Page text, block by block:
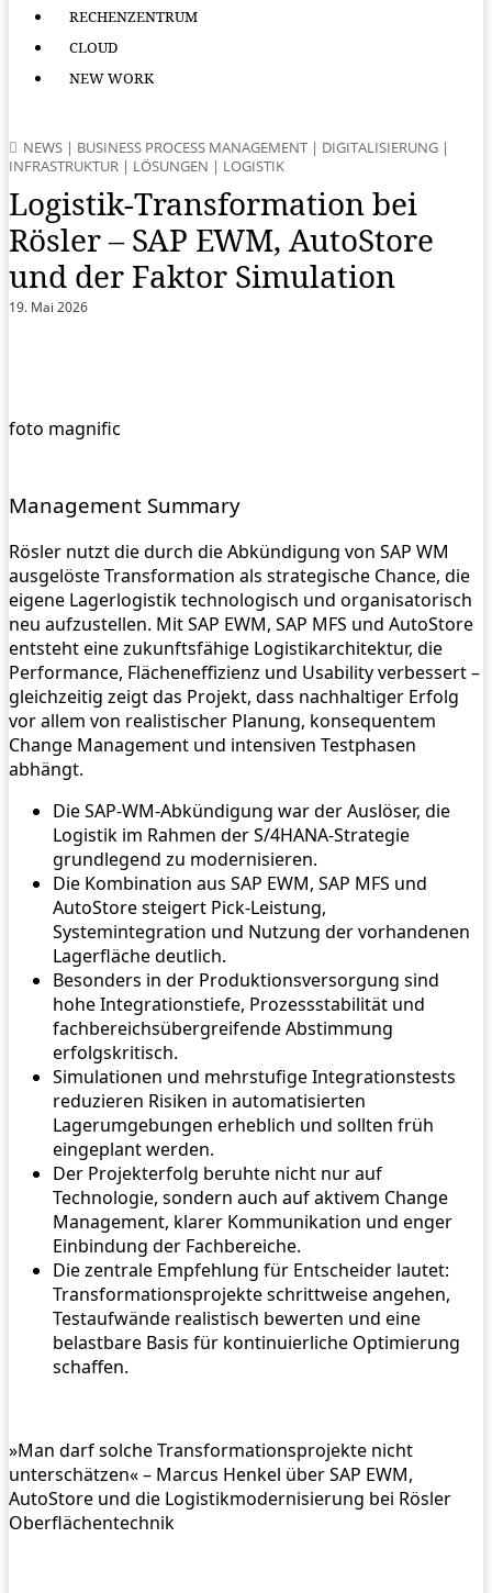
RECHENZENTRUM
CLOUD
NEW WORK
NEWS | BUSINESS PROCESS MANAGEMENT | DIGITALISIERUNG |
INFRASTRUKTUR | LÖSUNGEN | LOGISTIK
Logistik-Transformation bei
Rösler – SAP EWM, AutoStore
und der Faktor Simulation
19. Mai 2026
foto magnific
Management Summary
Rösler nutzt die durch die Abkündigung von SAP WM
ausgelöste Transformation als strategische Chance, die
eigene Lagerlogistik technologisch und organisatorisch
neu aufzustellen. Mit SAP EWM, SAP MFS und AutoStore
entsteht eine zukunftsfähige Logistikarchitektur, die
Performance, Flächeneffizienz und Usability verbessert –
gleichzeitig zeigt das Projekt, dass nachhaltiger Erfolg
vor allem von realistischer Planung, konsequentem
Change Management und intensiven Testphasen
abhängt.
Die SAP-WM-Abkündigung war der Auslöser, die
Logistik im Rahmen der S/4HANA-Strategie
grundlegend zu modernisieren.
Die Kombination aus SAP EWM, SAP MFS und
AutoStore steigert Pick-Leistung,
Systemintegration und Nutzung der vorhandenen
Lagerfläche deutlich.
Besonders in der Produktionsversorgung sind
hohe Integrationstiefe, Prozessstabilität und
fachbereichsübergreifende Abstimmung
erfolgskritisch.
Simulationen und mehrstufige Integrationstests
reduzieren Risiken in automatisierten
Lagerumgebungen erheblich und sollten früh
eingeplant werden.
Der Projekterfolg beruhte nicht nur auf
Technologie, sondern auch auf aktivem Change
Management, klarer Kommunikation und enger
Einbindung der Fachbereiche.
Die zentrale Empfehlung für Entscheider lautet:
Transformationsprojekte schrittweise angehen,
Testaufwände realistisch bewerten und eine
belastbare Basis für kontinuierliche Optimierung
schaffen.
»Man darf solche Transformationsprojekte nicht
unterschätzen« – Marcus Henkel über SAP EWM,
AutoStore und die Logistikmodernisierung bei Rösler
Oberflächentechnik